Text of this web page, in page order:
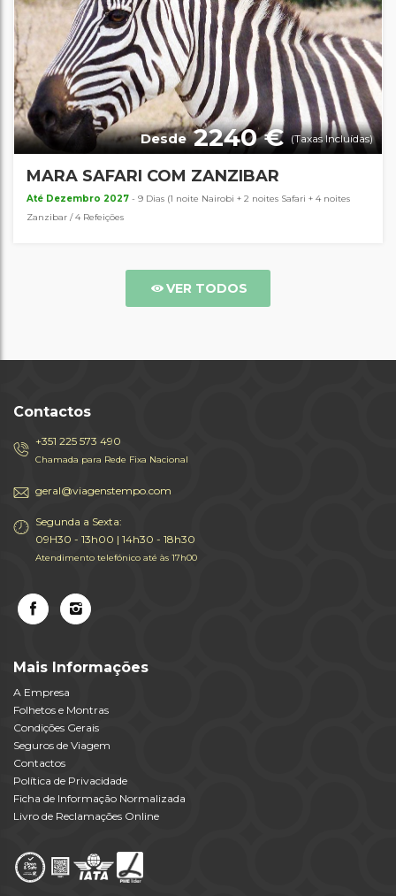
Desde2240 €(Taxas Incluídas)
MARA SAFARI COM ZANZIBAR
Até Dezembro 2027 - 9 Dias (1 noite Nairobi + 2 noites Safari + 4 noites
Zanzibar / 4 Refeições
VER TODOS
Contactos
+351 225 573 490
Chamada para Rede Fixa Nacional
geral@viagenstempo.com
Segunda a Sexta:
09H30 - 13h00 | 14h30 - 18h30
Atendimento telefónico até às 17h00
Mais Informações
A Empresa
Folhetos e Montras
Condições Gerais
Seguros de Viagem
Contactos
Política de Privacidade
Ficha de Informação Normalizada
Livro de Reclamações Online